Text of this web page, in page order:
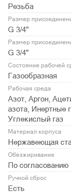
Резьба
Размер
G 3/4"
Размер
G 3/4"
Состояние рабочей
Газообразная
Рабочая среда
Азот, Аргон,
азота, Инертные
Углекислый газ
Материал корпуса
Нержавеющая
Обезжиривание
По согласованию
Ручной сброс
Есть